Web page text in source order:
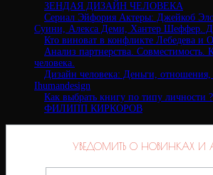
ЗЕНДАЯ ДИЗАЙН ЧЕЛОВЕКА
Сериал Эйфория Актеры: Джейкоб
Суини, Алекса Деми, Хантер Шеффер.
Кто виноват в конфликте Лебедева и
Анализ партнерства. Совместимость.
человека.
Дизайн человека: Деньги, отношения,
Ihumandesign
Как выбрать книгу по типу личности ?
ФИЛИПП КИРКОРОВ
УВЕДОМИТЬ О НОВИНКАХ И